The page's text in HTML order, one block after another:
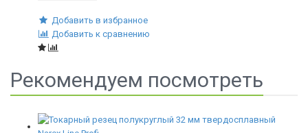
Добавить в избранное
Добавить к сравнению
Рекомендуем посмотреть